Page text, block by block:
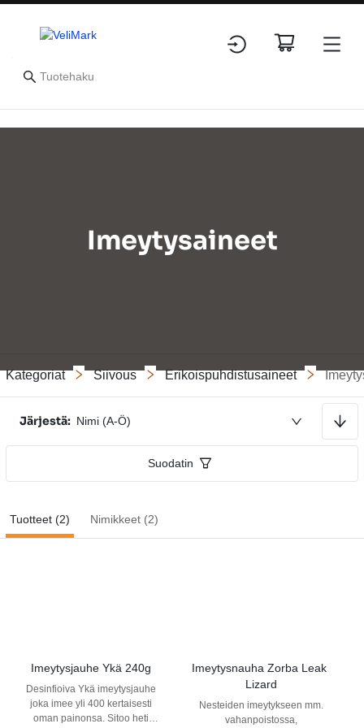
Imeytysaineet
Kategoriat Siivous Erikoispuhdistusaineet
Järjestä: Nimi (A-Ö)
Suodatin
Tuotteet (2) Nimikkeet (2)
Imeytysjauhe Ykä 240g
Desinfioiva Ykä imeytysjauhe
joka imee yli 400 kertaisesti
oman painonsa. Sitoo heti
Imeytysnauha Zorba Leak
Lizard
Nesteiden imeytykseen mm.
vahanpoistossa,